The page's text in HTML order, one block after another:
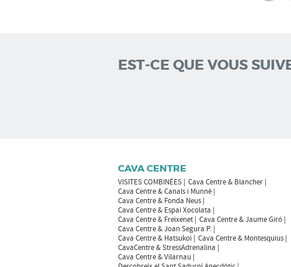
EST-CE QUE VOUS
CAVA CENTRE
VISITES COMBINÉES
Cava Centre & Blancher
Cava Centre & Canals i Munné
Cava Centre & Fonda Neus
Cava Centre & Espai Xocolata
Cava Centre & Freixenet
Cava Centre & Jaume Giró
Cava Centre & Joan Segura P.
Cava Centre & Hatsukoi
Cava Centre & Montesquius
CavaCentre & StressAdrenalina
Cava Centre & Vilarnau